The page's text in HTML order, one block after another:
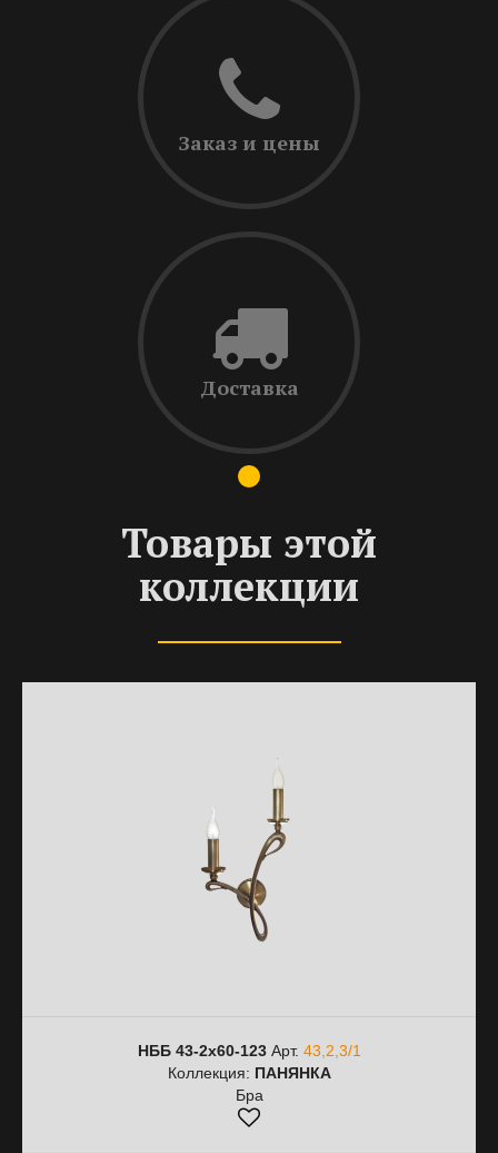
Заказ и цены
Доставка
Товары этой
коллекции
НББ 43-2х60-123Арт. 43,2,3/1
Коллекция: ПАНЯНКА
Бра